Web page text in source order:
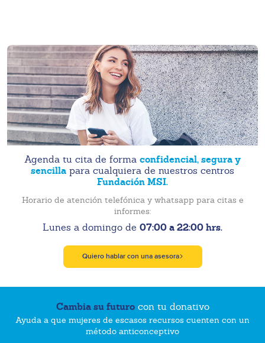
Agenda tu cita de forma confidencial, segura y
sencilla para cualquiera de nuestros centros
Fundación MSI.
Horario de atención telefónica y whatsapp para citas e
informes:
Lunes a domingo de 07:00 a 22:00 hrs.
Quiero hablar con una asesora
Cambia su futurocon tu donativo
Ayuda a que mujeres de escasos recursos cuenten con un
método anticonceptivo